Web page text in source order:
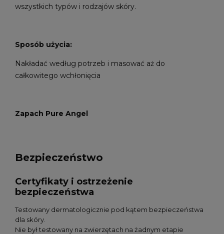
wszystkich typów i rodzajów skóry.
Sposób użycia:
Nakładać według potrzeb i masować aż do
całkowitego wchłonięcia
Zapach Pure Angel
Bezpieczeństwo
Certyfikaty i ostrzeżenie
bezpieczeństwa
Testowany dermatologicznie pod kątem bezpieczeństwa
dla skóry.
Nie był testowany na zwierzętach na żadnym etapie